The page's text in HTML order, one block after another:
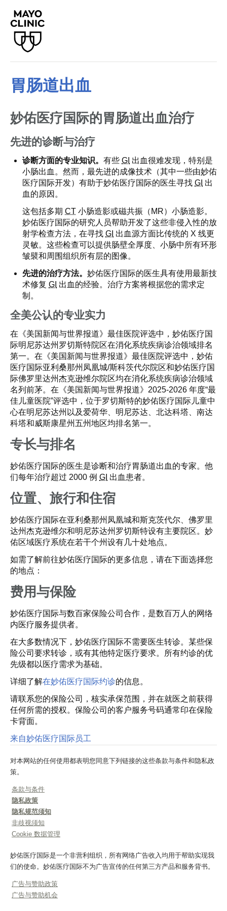
胃肠道出血
妙佑医疗国际的胃肠道出血治疗
先进的诊断与治疗
诊断方面的专业知识。 有些 GI 出血很难发现，特别是
小肠出血。然而，最先进的成像技术（其中一些由妙佑
医疗国际开发）有助于妙佑医疗国际的医生寻找 GI 出
血的原因。
这包括多期 CT 小肠造影或磁共振（MR）小肠造影。
妙佑医疗国际的研究人员帮助开发了这些非侵入性的放
射学检查方法，在寻找 GI 出血源方面比传统的 X 线更
灵敏。这些检查可以提供肠壁全厚度、小肠中所有环形
皱襞和周围组织所有层的图像。
先进的治疗方法。 妙佑医疗国际的医生具有使用最新技
术修复 GI 出血的经验。治疗方案将根据您的需求定
制。
全美公认的专业实力
在《美国新闻与世界报道》最佳医院评选中，妙佑医疗国
际明尼苏达州罗切斯特院区在消化系统疾病诊治领域排名
第一。在《美国新闻与世界报道》最佳医院评选中，妙佑
医疗国际亚利桑那州凤凰城/斯科茨代尔院区和妙佑医疗国
际佛罗里达州杰克逊维尔院区均在消化系统疾病诊治领域
名列前茅。在《美国新闻与世界报道》2025-2026 年度“最
佳儿童医院”评选中，位于罗切斯特的妙佑医疗国际儿童中
心在明尼苏达州以及爱荷华、明尼苏达、北达科塔、南达
科塔和威斯康星州五州地区均排名第一。
专长与排名
妙佑医疗国际的医生是诊断和治疗胃肠道出血的专家。他
们每年治疗超过 2000 例 GI 出血患者。
位置、旅行和住宿
妙佑医疗国际在亚利桑那州凤凰城和斯克茨代尔、佛罗里
达州杰克逊维尔和明尼苏达州罗切斯特设有主要院区。妙
佑区域医疗系统在若干个州设有几十处地点。
如需了解前往妙佑医疗国际的更多信息，请在下面选择您
的地点：
费用与保险
妙佑医疗国际与数百家保险公司合作，是数百万人的网络
内医疗服务提供者。
在大多数情况下，妙佑医疗国际不需要医生转诊。某些保
险公司要求转诊，或有其他特定医疗要求。所有约诊的优
先级都以医疗需求为基础。
详细了解在妙佑医疗国际约诊的信息。
请联系您的保险公司，核实承保范围，并在就医之前获得
任何所需的授权。保险公司的客户服务号码通常印在保险
卡背面。
来自妙佑医疗国际员工
对本网站的任何使用都表明您同意下列链接的这些条款与条件和隐私政
策。
条款与条件
隐私政策
隐私规范须知
非歧视须知
Cookie 数据管理
妙佑医疗国际是一个非营利组织，所有网络广告收入均用于帮助实现我
们的使命。妙佑医疗国际不为广告宣传的任何第三方产品和服务背书。
广告与赞助政策
广告与赞助机会